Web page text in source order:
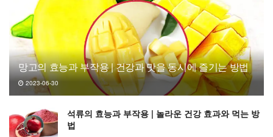
망고의 효능과 부작용 | 건강과 맛을 동시에 즐기는 방법
2023-06-30
석류의 효능과 부작용 | 놀라운 건강 효과와 먹는 방
법